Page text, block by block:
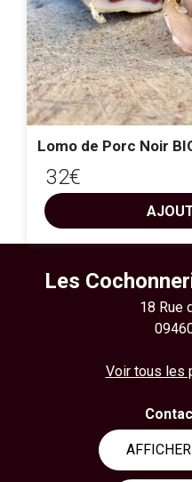
Lomo de Porc Noir
32€
ACHAT
Les
18 Rue
Voir tous les